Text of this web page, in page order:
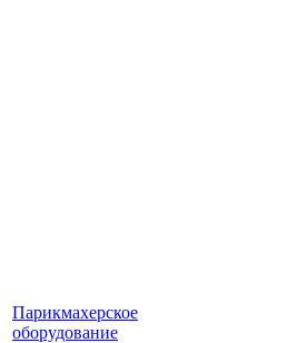
Парикмахерское
оборудование